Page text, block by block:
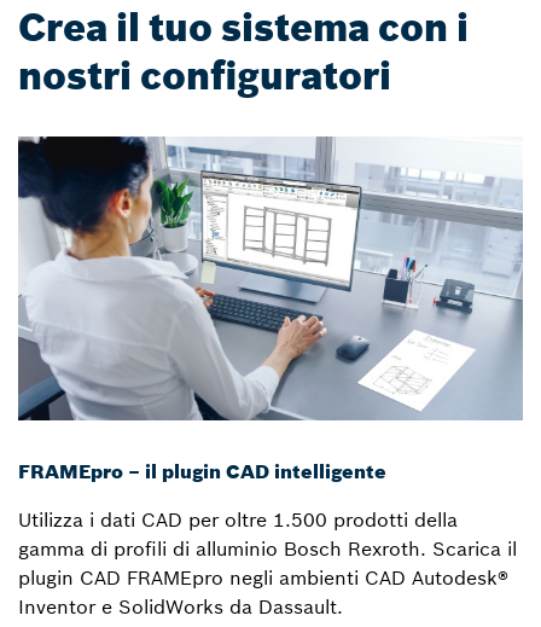
Crea il tuo sistema con i
nostri configuratori
FRAMEpro – il plugin CAD intelligente
Utilizza i dati CAD per oltre 1.500 prodotti della
gamma di profili di alluminio Bosch Rexroth. Scarica il
plugin CAD FRAMEpro negli ambienti CAD Autodesk®
Inventor e SolidWorks da Dassault.